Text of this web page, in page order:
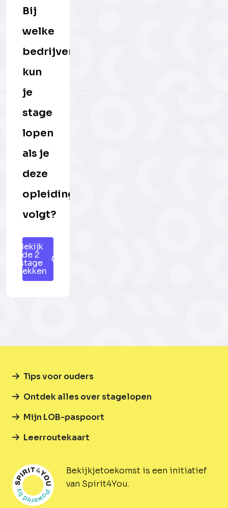
Bij
welke
bedrijven
kun
je
stage
lopen
als je
deze
opleiding
volgt?
Bekijk
de 2
stage
plekken
Bekijkjetoekomst is een initiatief
van Spirit4You.
Tips voor ouders
Ontdek alles over stagelopen
Mijn LOB-paspoort
Leerroutekaart